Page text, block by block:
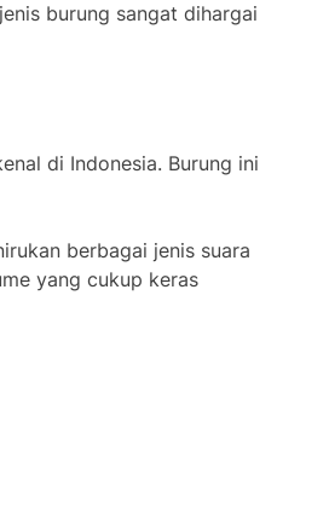
burung sangat dihargai
di Indonesia. Burung ini
berbagai jenis suara
yang cukup keras